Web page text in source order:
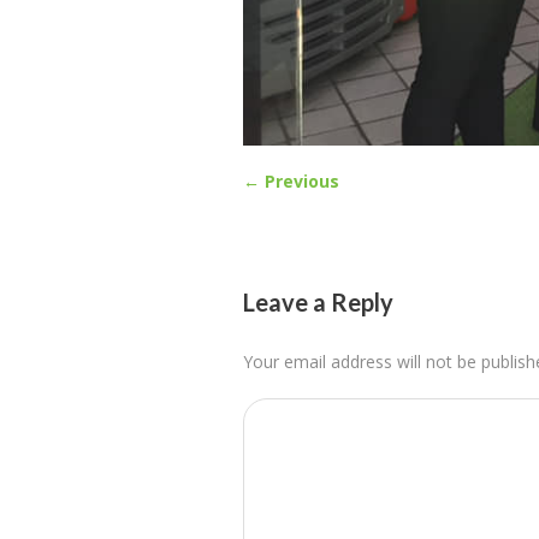
← Previous
Leave a Reply
Your email address will not be